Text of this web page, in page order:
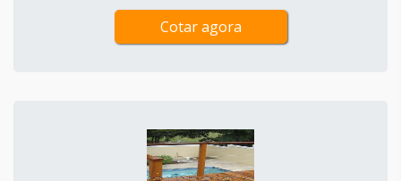
Cotar agora